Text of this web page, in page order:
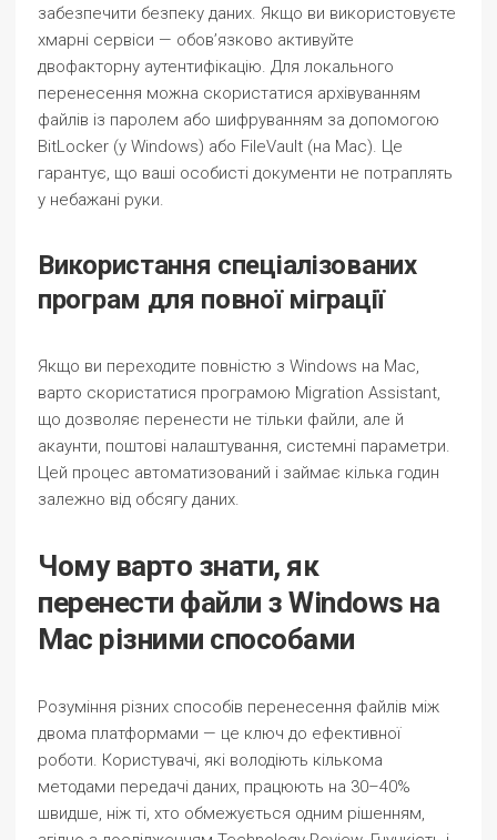
забезпечити безпеку даних. Якщо ви використовуєте
хмарні сервіси — обов’язково активуйте
двофакторну аутентифікацію. Для локального
перенесення можна скористатися архівуванням
файлів із паролем або шифруванням за допомогою
BitLocker (у Windows) або FileVault (на Mac). Це
гарантує, що ваші особисті документи не потраплять
у небажані руки.
Використання спеціалізованих
програм для повної міграції
Якщо ви переходите повністю з Windows на Mac,
варто скористатися програмою Migration Assistant,
що дозволяє перенести не тільки файли, але й
акаунти, поштові налаштування, системні параметри.
Цей процес автоматизований і займає кілька годин
залежно від обсягу даних.
Чому варто знати, як
перенести файли з Windows на
Mac різними способами
Розуміння різних способів перенесення файлів між
двома платформами — це ключ до ефективної
роботи. Користувачі, які володіють кількома
методами передачі даних, працюють на 30–40%
швидше, ніж ті, хто обмежується одним рішенням,